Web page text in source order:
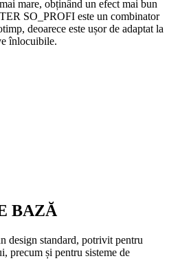
mare, obținând un efect mai bun
SO_PROFI este un combinator
deoarece este ușor de adaptat la
înlocuibile.
BAZĂ
design standard, potrivit pentru
precum și pentru sisteme de